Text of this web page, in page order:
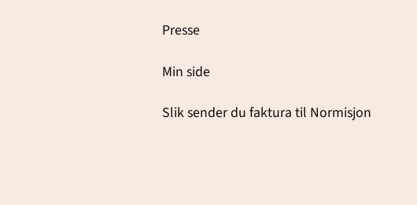
Presse
Min side
Slik sender du faktura til Normisjon